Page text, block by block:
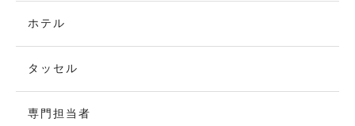
ホテル
タッセル
専門担当者